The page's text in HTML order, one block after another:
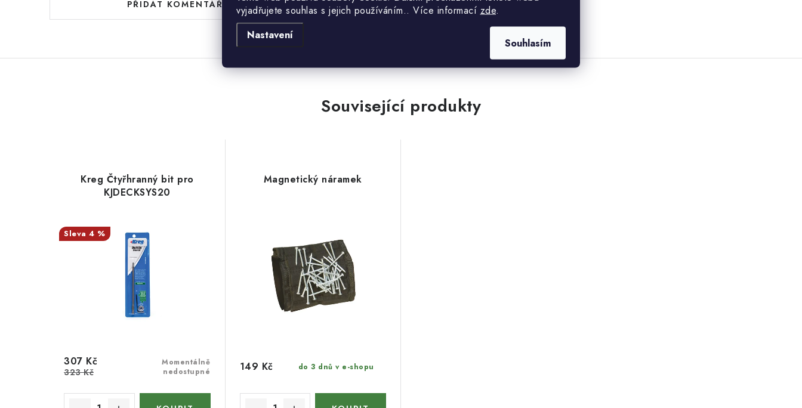
vyjadřujete souhlas s jejich používáním.. Více informací zde.
Nastavení
Souhlasím
PŘIDAT KOMENTÁŘ
Související produkty
Kreg Čtyřhranný bit pro
KJDECKSYS20
4 %
Momentálně
nedostupné
307 Kč
323 Kč
Magnetický náramek
do 3 dnů v e-shopu
149 Kč